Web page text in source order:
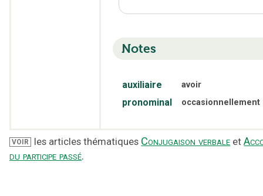
Notes
auxiliaire avoir
pronominal occasionnellement
VOIR les articles thématiques Conjugaison verbale et
du participe passé.